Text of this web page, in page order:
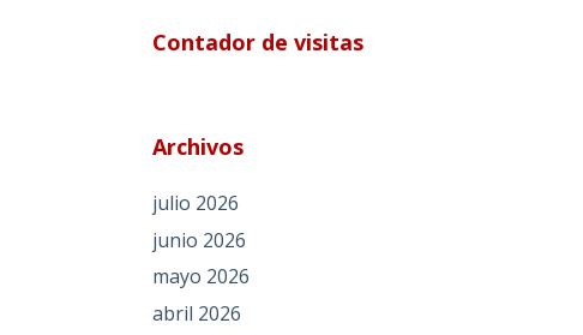
Contador de visitas
Archivos
julio 2026
junio 2026
mayo 2026
abril 2026